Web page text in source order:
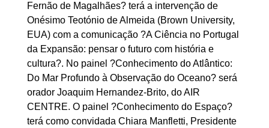
Fernão de Magalhães? terá a intervenção de
Onésimo Teotónio de Almeida (Brown University,
EUA) com a comunicação ?A Ciência no Portugal
da Expansão: pensar o futuro com história e
cultura?. No painel ?Conhecimento do Atlântico:
Do Mar Profundo à Observação do Oceano? será
orador Joaquim Hernandez-Brito, do AIR
CENTRE. O painel ?Conhecimento do Espaço?
terá como convidada Chiara Manfletti, Presidente